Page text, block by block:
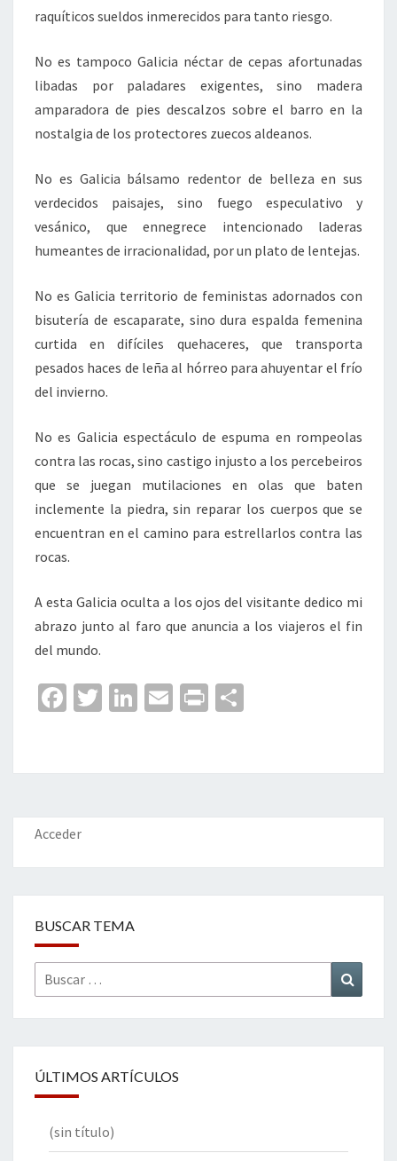
raquíticos sueldos inmerecidos para tanto riesgo.
No es tampoco Galicia néctar de cepas afortunadas
libadas por paladares exigentes, sino madera
amparadora de pies descalzos sobre el barro en la
nostalgia de los protectores zuecos aldeanos.
No es Galicia bálsamo redentor de belleza en sus
verdecidos paisajes, sino fuego especulativo y
vesánico, que ennegrece intencionado laderas
humeantes de irracionalidad, por un plato de lentejas.
No es Galicia territorio de feministas adornados con
bisutería de escaparate, sino dura espalda femenina
curtida en difíciles quehaceres, que transporta
pesados haces de leña al hórreo para ahuyentar el frío
del invierno.
No es Galicia espectáculo de espuma en rompeolas
contra las rocas, sino castigo injusto a los percebeiros
que se juegan mutilaciones en olas que baten
inclemente la piedra, sin reparar los cuerpos que se
encuentran en el camino para estrellarlos contra las
rocas.
A esta Galicia oculta a los ojos del visitante dedico mi
abrazo junto al faro que anuncia a los viajeros el fin
del mundo.
Fa
o
o
k
T
er
Li
dI
n
E
l
Pr
p
ar
Acceder
BUSCAR TEMA
Buscar
por:
ÚLTIMOS ARTÍCULOS
(sin título)